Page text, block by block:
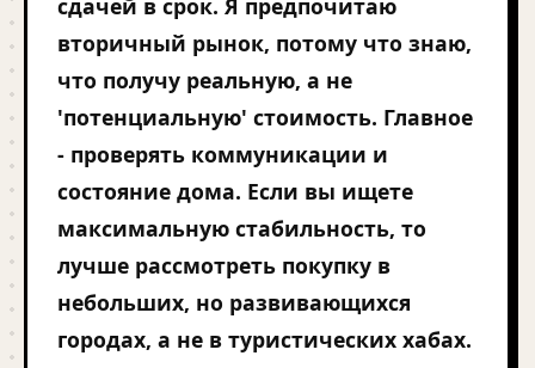
сдачей в срок. Я предпочитаю
вторичный рынок, потому что знаю,
что получу реальную, а не
'потенциальную' стоимость. Главное
- проверять коммуникации и
состояние дома. Если вы ищете
максимальную стабильность, то
лучше рассмотреть покупку в
небольших, но развивающихся
городах, а не в туристических хабах.